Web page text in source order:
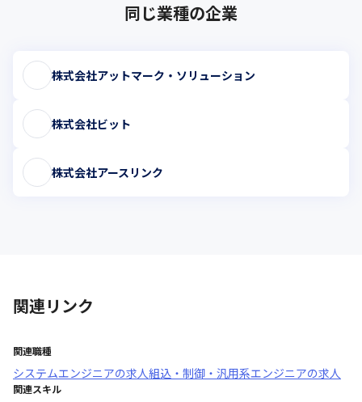
同じ業種の企業
株式会社アットマーク・ソリューション
株式会社ビット
株式会社アースリンク
関連リンク
関連職種
システムエンジニアの求人組込・制御・汎用系エンジニアの求人
関連スキル